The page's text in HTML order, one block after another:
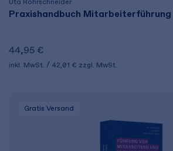
Uta Rohrschneider
Praxishandbuch Mitarbeiterführung
44,95 €
inkl. MwSt. 42,01 € zzgl. MwSt.
Gratis Versand